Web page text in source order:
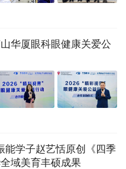
华厦眼科眼健康关爱公
能学子赵艺恬原创《四季
域美育丰硕成果